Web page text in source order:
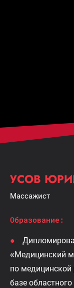
УСОВ
Массажист
Образование:
«Медицинский
по медицинской
базе